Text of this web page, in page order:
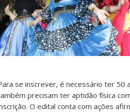
se inscrever, é necessário ter 50
precisam ter aptidão física
O edital conta com ações